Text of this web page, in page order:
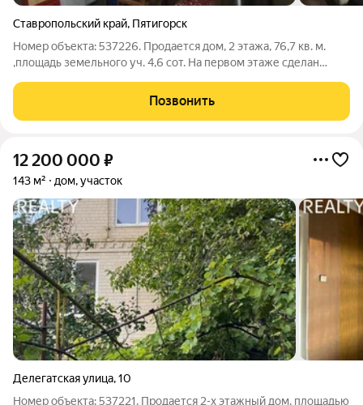
Ставропольский край, Пятигорск
Номер объекта: 537226. Продается дом, 2 этажа, 76,7 кв. м.
,площадь земельного уч. 4,6 сот. На первом этаже сделан
одной из комнат. Полностью новое отопление, новая
электрика и трубы. На 1
Позвонить
12 200 000 ₽
143 м² дом, участок
Делегатская улица,10
Номер объекта: 537221. Продается 2-х этажный дом, площадью